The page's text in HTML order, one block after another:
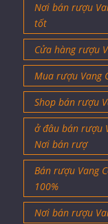
Nơi bán rượu
tốt
Cửa hàng rượu
Mua rượu Vang
Shop bán rượu
ở đâu bán rượu
Nơi bán rượ
Bán rượu Vang
100%
Nơi bán rượu